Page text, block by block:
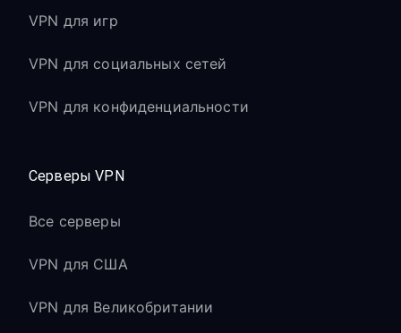
VPN для игр
VPN для социальных сетей
VPN для конфиденциальности
Серверы VPN
Все серверы
VPN для США
VPN для Великобритании